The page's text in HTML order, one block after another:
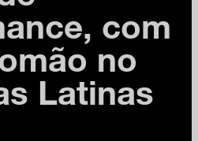
com
no
Latinas